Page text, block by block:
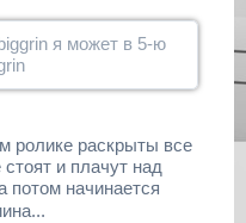
я может в 5-ю
ролике раскрыты все
стоят и плачут над
потом начинается